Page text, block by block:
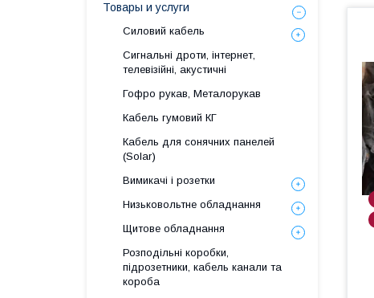
Товары и услуги
Силовий кабель
Сигнальні дроти, інтернет,
телевізійні, акустичні
Гофро рукав, Металорукав
Кабель гумовий КГ
Кабель для сонячних панелей
(Solar)
Вимикачі і розетки
Низьковольтне обладнання
Щитове обладнання
Розподільні коробки,
підрозетники, кабель канали та
короба